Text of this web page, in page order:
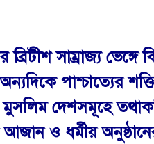
ব্রিটীশ সাম্রাজ্য
পাশ্চাত্যের
মুসলিম দেশসমূহে
ও ধর্মীয়